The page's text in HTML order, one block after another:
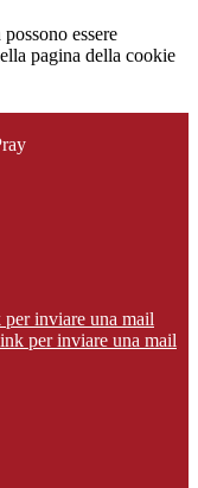
essere
pagina della cookie
inviare una mail
per inviare una mail